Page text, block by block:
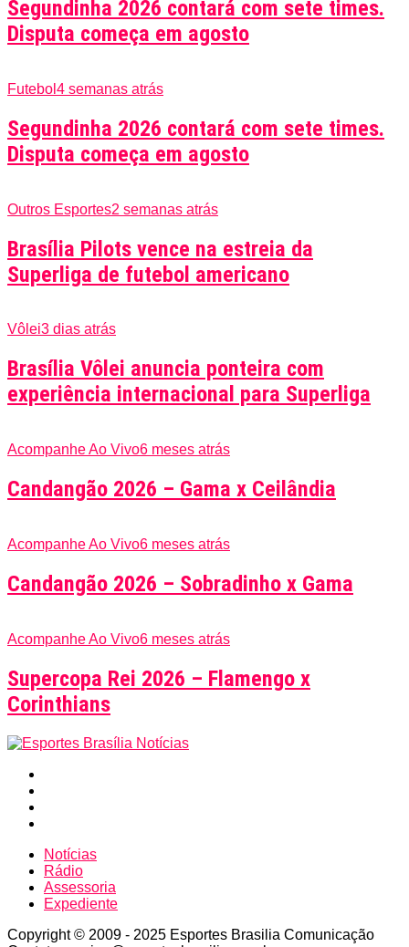
Segundinha 2026 contará com sete times.
Disputa começa em agosto
Futebol 4 semanas atrás
Segundinha 2026 contará com sete times.
Disputa começa em agosto
Outros Esportes2 semanas atrás
Brasília Pilots vence na estreia da
Superliga de futebol americano
Vôlei3 dias atrás
Brasília Vôlei anuncia ponteira com
experiência internacional para Superliga
Acompanhe Ao Vivo6 meses atrás
Candangão 2026 – Gama x Ceilândia
Acompanhe Ao Vivo6 meses atrás
Candangão 2026 – Sobradinho x Gama
Acompanhe Ao Vivo6 meses atrás
Supercopa Rei 2026 – Flamengo x
Corinthians
Notícias
Rádio
Assessoria
Expediente
Copyright © 2009 - 2025 Esportes Brasilia Comunicação